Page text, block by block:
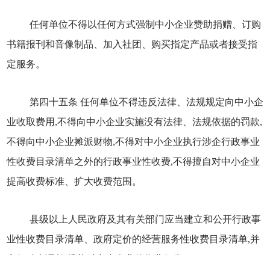
任何单位不得以任何方式强制中小企业赞助捐赠、订购
书籍报刊和音像制品、加入社团、购买指定产品或者接受指
定服务。
第四十五条 任何单位不得违反法律、法规规定向中小企
业收取费用,不得向中小企业实施没有法律、法规依据的罚款,
不得向中小企业摊派财物,不得对中小企业执行涉企行政事业
性收费目录清单之外的行政事业性收费,不得擅自对中小企业
提高收费标准、扩大收费范围。
县级以上人民政府及其有关部门应当建立和公开行政事
业性收费目录清单、政府定价的经营服务性收费目录清单,并